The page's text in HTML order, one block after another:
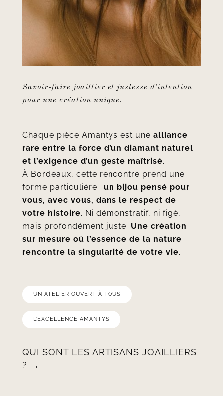
Savoir-faire joaillier et justesse d’intention
pour une création unique.
Chaque pièce Amantys est une alliance
rare entre la force d’un diamant naturel
et l’exigence d’un geste maîtrisé.
À Bordeaux, cette rencontre prend une
forme particulière : un bijou pensé pour
vous, avec vous, dans le respect de
votre histoire. Ni démonstratif, ni figé,
mais profondément juste. Une création
sur mesure où l’essence de la nature
rencontre la singularité de votre vie.
UN ATELIER OUVERT À TOUS
L’EXCELLENCE AMANTYS
QUI SONT LES ARTISANS JOAILLIERS
?